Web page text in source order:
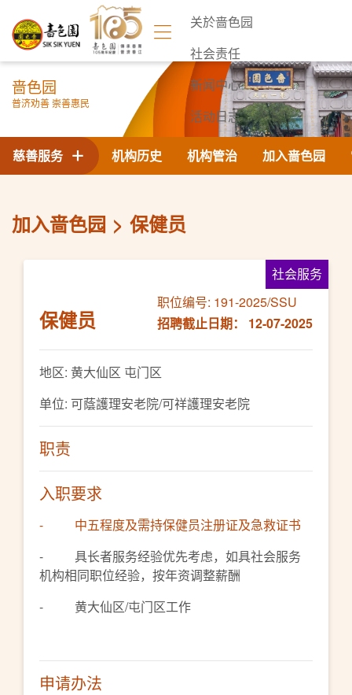
关於啬色园
社会责任
新闻中心
活动日志
联络我们
啬色园
普济劝善 崇善惠民
机构历史 机构管治 加入啬色园
慈善服务
加入啬色园 保健员
社会服务
保健员
职位编号: 191-2025/SSU
招聘截止日期： 12-07-2025
地区: 黄大仙区 屯门区
单位: 可蔭護理安老院/可祥護理安老院
职责
入职要求
- 中五程度及需持保健员注册证及急救证书
- 具长者服务经验优先考虑，如具社会服务
机构相同职位经验，按年资调整薪酬
- 黄大仙区/屯门区工作
申请办法